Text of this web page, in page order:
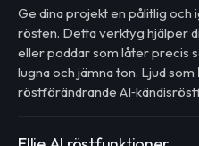
Ge dina projekt en pålitlig och
rösten. Detta verktyg hjälper
eller poddar som låter precis
lugna och jämna ton. Ljud som
röstförändrande